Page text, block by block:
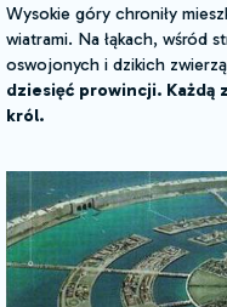
Wysokie góry chroniły
wiatrami. Na łąkach, wśród
oswojonych i dzikich
dziesięć prowincji. Każdą
król.